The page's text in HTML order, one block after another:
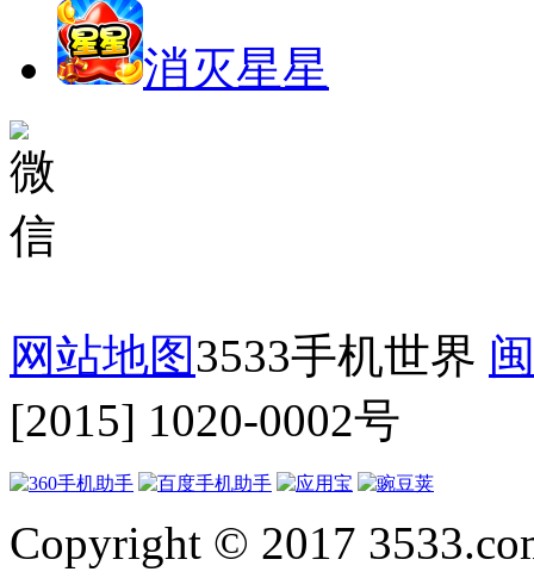
消灭星星
网站地图3533手机世界
[2015] 1020-0002号
Copyright © 2017